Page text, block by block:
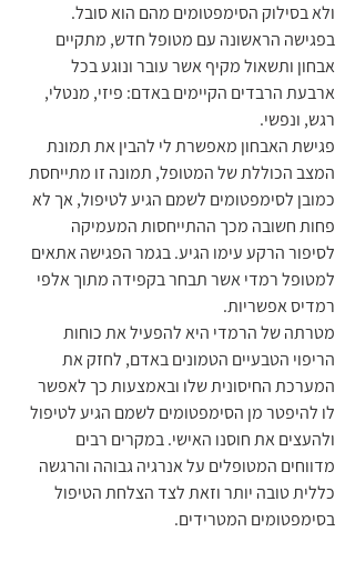
ולא בסילוק הסימפטומים מהם הוא סובל.
בפגישה הראשונה עם מטופל חדש, מתקיים
אבחון ותשאול מקיף אשר עובר ונוגע בכל
ארבעת הרבדים הקיימים באדם: פיזי, מנטלי,
רגש, ונפשי.
פגישת האבחון מאפשרת לי להבין את תמונת
המצב הכוללת של המטופל, תמונה זו מתייחסת
כמובן לסימפטומים לשמם הגיע לטיפול, אך לא
פחות חשובה מכך ההתייחסות המעמיקה
לסיפור הרקע עימו הגיע. בגמר הפגישה אתאים
למטופל רמדי אשר תבחר בקפידה מתוך אלפי
רמדיס אפשריות.
מטרתה של הרמדי היא להפעיל את כוחות
הריפוי הטבעיים הטמונים באדם, לחזק את
המערכת החיסונית שלו ובאמצעות כך לאפשר
לו להיפטר מן הסימפטומים לשמם הגיע לטיפול
ולהעצים את חוסנו האישי. במקרים רבים
מדווחים המטופלים על אנרגיה גבוהה והרגשה
כללית טובה יותר וזאת לצד הצלחת הטיפול
בסימפטומים המטרידים.